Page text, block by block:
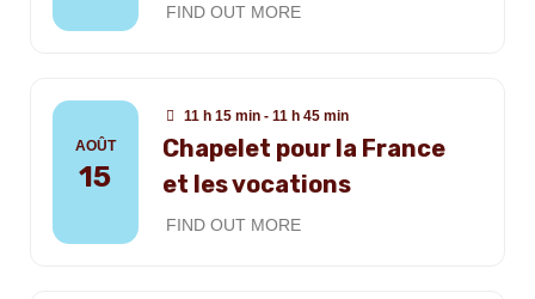
FIND OUT MORE
AOÛT
15
11 h 15 min - 11 h 45 min
Chapelet pour la France
et les vocations
FIND OUT MORE